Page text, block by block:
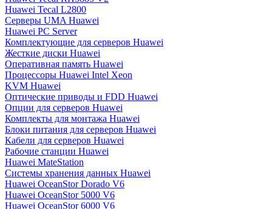
Huawei Tecal L2800
Серверы UMA Huawei
Huawei PC Server
Комплектующие для серверов Huawei
Жесткие диски Huawei
Оперативная память Huawei
Процессоры Huawei Intel Xeon
KVM Huawei
Оптические приводы и FDD Huawei
Опции для серверов Huawei
Комплекты для монтажа Huawei
Блоки питания для серверов Huawei
Кабели для серверов Huawei
Рабочие станции Huawei
Huawei MateStation
Системы хранения данных Huawei
Huawei OceanStor Dorado V6
Huawei OceanStor 5000 V6
Huawei OceanStor 6000 V6